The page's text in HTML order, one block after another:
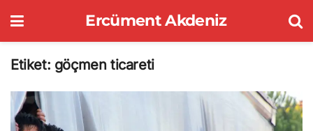
Ercüment Akdeniz
Etiket: göçmen ticareti